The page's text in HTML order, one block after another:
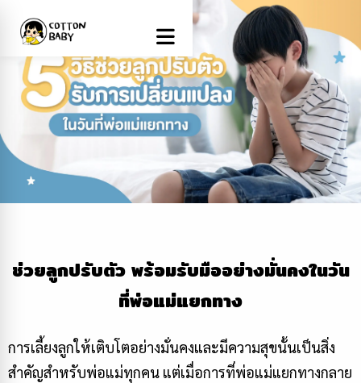
ช่วยลูกปรับตัว พร้อมรับมืออย่างมั่นคงในวัน
ที่พ่อแม่แยกทาง
การเลี้ยงลูกให้เติบโตอย่างมั่นคงและมีความสุขนั้นเป็นสิ่ง
สำคัญสำหรับพ่อแม่ทุกคน แต่เมื่อการที่พ่อแม่แยกทางกลาย